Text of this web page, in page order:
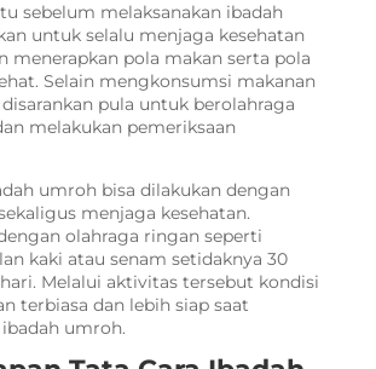
sebelum melaksanakan ibadah
untuk selalu menjaga kesehatan
menerapkan pola makan serta pola
Selain mengkonsumsi makanan
pula untuk berolahraga
melakukan pemeriksaan
umroh bisa dilakukan dengan
menjaga kesehatan.
olahraga ringan seperti
kaki atau senam setidaknya 30
Melalui aktivitas tersebut kondisi
terbiasa dan lebih siap saat
umroh.